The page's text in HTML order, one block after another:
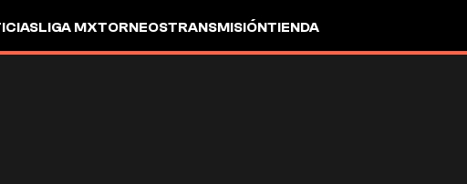
LIGA MXTORNEOSTRANSMISIÓNTIENDA